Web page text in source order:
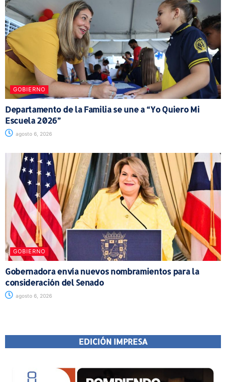
GOBIERNO
Departamento de la Familia se une a “Yo Quiero Mi
Escuela 2026”
agosto 6, 2026
GOBIERNO
Gobernadora envía nuevos nombramientos para la
consideración del Senado
agosto 6, 2026
EDICIÓN IMPRESA